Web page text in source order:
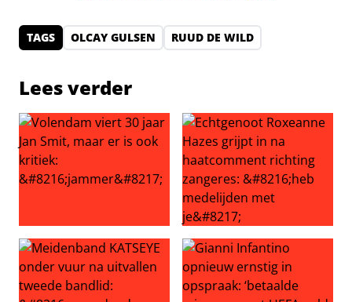
TAGS OLCAY GULSEN RUUD DE WILD
Lees verder
Volendam viert 30 jaar Jan Smit, maar er is ook kritiek:
Echtgenoot Roxeanne